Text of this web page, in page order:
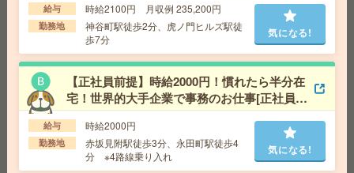
給 与 時給1850円＋交 【月収例】305,250円～ ■
給与の前払いが可能な速払いサービスあり
交通費支給あり
勤務地 東京都千代田区 東京メトロ半蔵門線 神保町
駅徒歩3分
気になる!
＼月2回在宅あり！／2名募集！高時給2050円＊外交問題
研究機関で事務[派遣]
時給2050円＋交 【月収例】340,812円～ ■
給与 時給2100円 月収例 235,200円
勤務地
神谷町駅徒歩2分、虎ノ門ヒルズ駅徒
歩7分
気になる!
【正社員前提】時給2000円！慣れたら半分在
宅！世界的大手企業で事務のお仕事[正社員へ
の紹介予定派遣]
給与 時給2000円
勤務地
赤坂見附駅徒歩3分、永田町駅徒歩4
分 ※4路線乗り入れ
気になる!